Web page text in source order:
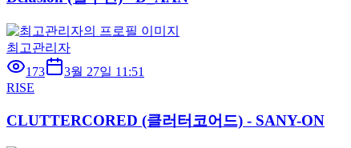
최고관리자
173
3월 27일 11:51
RISE
CLUTTERCORED (클러터코어드) - SANY-ON